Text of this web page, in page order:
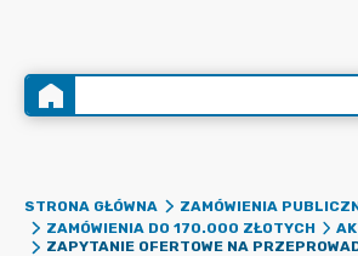
STRONA GŁÓWNA
ZAMÓWIENIA
ZAMÓWIENIA DO 170.000 ZŁOTYCH